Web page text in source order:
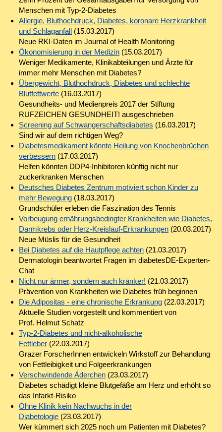
Menschen mit Typ-2-Diabetes
Allergie, Bluthochdruck, Diabetes, koronare Herzkrankheit
und Schlaganfall(15.03.2017)
Neue RKI-Daten im Journal of Health Monitoring
Ökonomisierung in der Medizin(15.03.2017)
Weniger Medikamente, Klinikabteilungen und Ärzte für
immer mehr Menschen mit Diabetes?
Übergewicht, Bluthochdruck, Diabetes und schlechte
Blutfettwerte(16.03.2017)
Gesundheits- und Medienpreis 2017 der Stiftung
RUFZEICHEN GESUNDHEIT! ausgeschrieben
Screening auf Schwangerschaftsdiabetes (16.03.2017)
Sind wir auf dem richtigen Weg?
Diabetesmedikament könnte Heilung von Knochenbrüchen
verbessern(17.03.2017)
Helfen könnten DDP4-Inhibitoren künftig nicht nur
zuckerkranken Menschen
Deutsches Diabetes Zentrum motiviert schon Kinder zu
mehr Bewegung(18.03.2017)
Grundschüler erleben die Faszination des Tennis
Vorbeugung ernährungsbedingter Krankheiten wie Diabetes,
Darmkrebs oder Herz-Kreislauf-Erkrankungen(20.03.2017)
Neue Müslis für die Gesundheit
Bei Diabetes auf die Hautpflege achten(21.03.2017)
Dermatologin beantwortet Fragen im diabetesDE-Experten-
Chat
Nicht nur ärmer, sondern auch kränker! (21.03.2017)
Prävention von Krankheiten wie Diabetes früh beginnen
Die Adipositas - eine chronische Erkrankung(22.03.2017)
Aktuelle Studien vorgestellt und kommentiert von
Prof. Helmut Schatz
Typ-2-Diabetes und nicht-alkoholische
Fettleber(22.03.2017)
Grazer ForscherInnen entwickeln Wirkstoff zur Behandlung
von Fettleibigkeit und Folgeerkrankungen
Verschwindende Äderchen(23.03.2017)
Diabetes schädigt kleine Blutgefäße am Herz und erhöht so
das Infarkt-Risiko
Ohne Klinik kein Nachwuchs in der
Diabetologie(23.03.2017)
Wer kümmert sich 2025 noch um Patienten mit Diabetes?